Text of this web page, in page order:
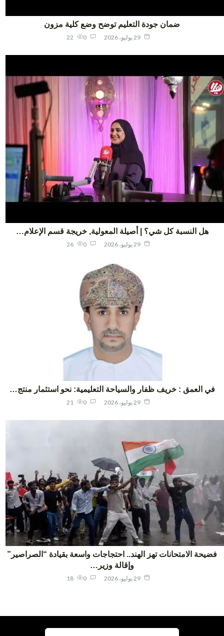
ضمان جودة التعليم توضح وضع كلية مزون
22
هل النسبة كل شي؟ | أصيلة المعولية, خريجة قسم الإعلام…
26
العمق : خريف ظفار والسياحة التعليمية: نحو استثمار منتج…
21
الامتحانات تهز الهند.. احتجاجات واسعة بقيادة “الصراصير”
وإقالة وزير…
18